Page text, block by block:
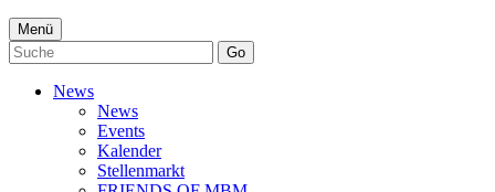
Menü
Go
News
News
Events
Kalender
Stellenmarkt